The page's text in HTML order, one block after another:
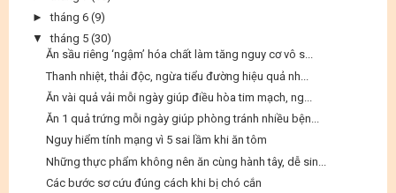
►tháng 6 (9)
▼
tháng 5 (30)
Ăn sầu riêng ‘ngậm’ hóa chất làm tăng nguy cơ vô s...
Thanh nhiệt, thải độc, ngừa tiểu đường hiệu quả nh...
Ăn vài quả vải mỗi ngày giúp điều hòa tim mạch, ng...
Ăn 1 quả trứng mỗi ngày giúp phòng tránh nhiều bện...
Nguy hiểm tính mạng vì 5 sai lầm khi ăn tôm
Những thực phẩm không nên ăn cùng hành tây, dễ sin...
Các bước sơ cứu đúng cách khi bị chó cắn